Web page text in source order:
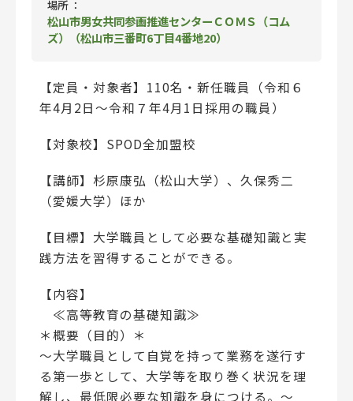
場所 ：
松山市男女共同参画推進センターＣＯＭＳ（コム
ズ）（松山市三番町6丁目4番地20）
【定員・対象者】110名・新任職員（令和６
年4月2日～令和７年4月1日採用の職員）
【対象校】SPOD全加盟校
【講師】杉原康弘（松山大学）、久保秀二
（愛媛大学）ほか
【目標】大学職員として必要な基礎知識と実
践方法を習得することができる。
【内容】
≪高等教育の基礎知識≫
＊概要（目的）＊
～大学職員として自覚を持って業務を遂行す
る第一歩として、大学等を取り巻く状況を理
解し、最低限必要な知識を身につける。～